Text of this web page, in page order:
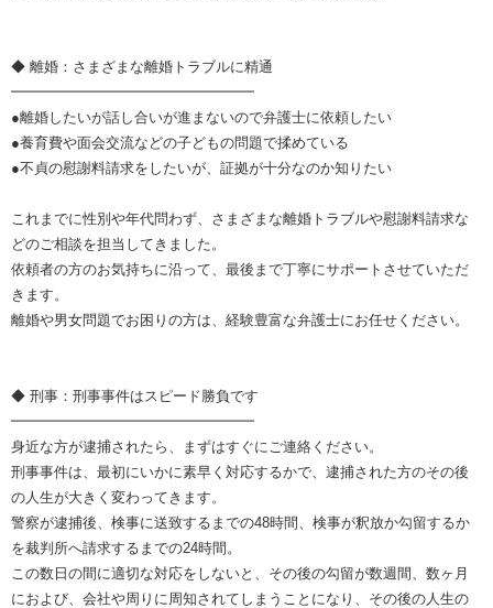
◆ 離婚：さまざまな離婚トラブルに精通
━━━━━━━━━━━━━━━━━
●離婚したいが話し合いが進まないので弁護士に依頼したい
●養育費や面会交流などの子どもの問題で揉めている
●不貞の慰謝料請求をしたいが、証拠が十分なのか知りたい
これまでに性別や年代問わず、さまざまな離婚トラブルや慰謝料請求な
どのご相談を担当してきました。
依頼者の方のお気持ちに沿って、最後まで丁寧にサポートさせていただ
きます。
離婚や男女問題でお困りの方は、経験豊富な弁護士にお任せください。
◆ 刑事：刑事事件はスピード勝負です
━━━━━━━━━━━━━━━━━
身近な方が逮捕されたら、まずはすぐにご連絡ください。
刑事事件は、最初にいかに素早く対応するかで、逮捕された方のその後
の人生が大きく変わってきます。
警察が逮捕後、検事に送致するまでの48時間、検事が釈放か勾留するか
を裁判所へ請求するまでの24時間。
この数日の間に適切な対応をしないと、その後の勾留が数週間、数ヶ月
におよび、会社や周りに周知されてしまうことになり、その後の人生の